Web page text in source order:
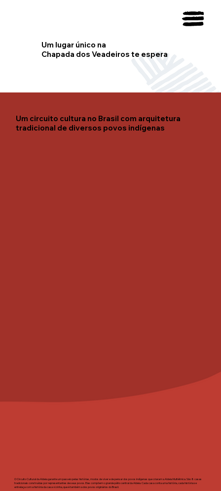
Um lugar único na
Chapada dos Veadeiros te espera
Um circuito cultura no Brasil com arquitetura
tradicional de diversos povos indígenas
O Circuito Cultural da Aldeia garante um passeio pelas histórias, modos de viver e de pensar dos povos indígenas que criaram a Aldeia Multiétnica. São 8 casas
tradicionais construídas por representantes de seus povos. Elas compõem o grande pátio central da Aldeia. Cada casa conta uma história, cada história se
entrelaça com a história da casa vizinha, que é também a dos povos originários do Brasil.